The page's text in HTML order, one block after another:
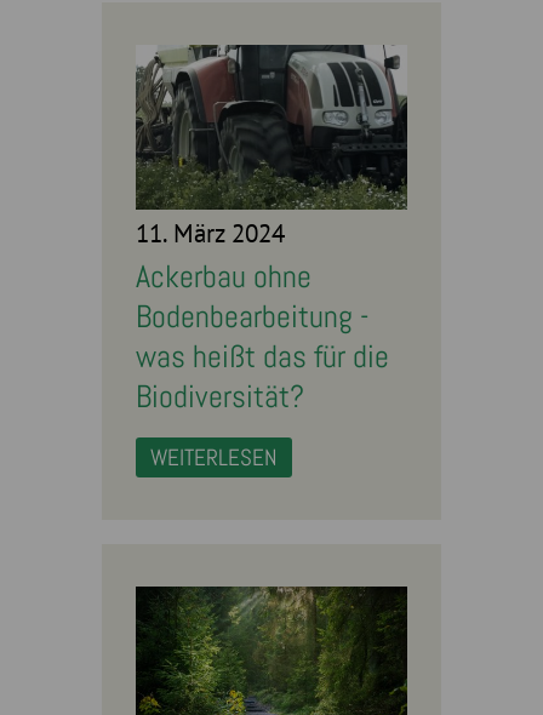
11. März 2024
Ackerbau ohne
Bodenbearbeitung -
was heißt das für die
Biodiversität?
WEITERLESEN